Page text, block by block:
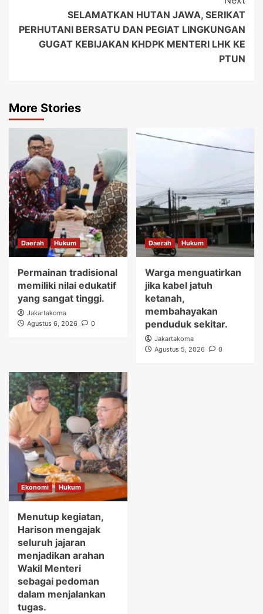
SELAMATKAN HUTAN JAWA, SERIKAT
PERHUTANI BERSATU DAN PEGIAT LINGKUNGAN
GUGAT KEBIJAKAN KHDPK MENTERI LHK KE
PTUN
More Stories
Daerah Hukum
Permainan tradisional
memiliki nilai edukatif
yang sangat tinggi.
Jakartakoma
Agustus 6, 2026
0
Daerah Hukum
Warga menguatirkan
jika kabel jatuh
ketanah,
membahayakan
penduduk sekitar.
Jakartakoma
Agustus 5, 2026
0
Ekonomi Hukum
Menutup kegiatan,
Harison mengajak
seluruh jajaran
menjadikan arahan
Wakil Menteri
sebagai pedoman
dalam menjalankan
tugas.